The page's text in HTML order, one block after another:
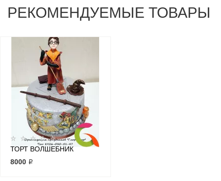
РЕКОМЕНДУЕМЫЕ ТОВАРЫ
ТОРТ ВОЛШЕБНИК
8000 ₽